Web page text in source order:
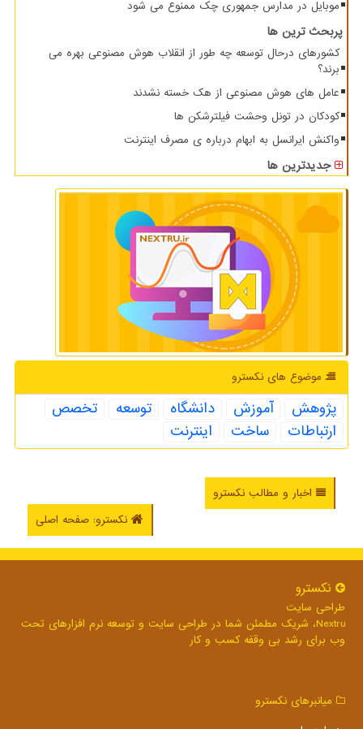
موبایل در مدارس جمهوری چک ممنوع می شود
پربحث ترین ها
کشورهای درحال توسعه چه طور از انقلاب هوش مصنوعی بهره می
برند؟
عامل های هوش مصنوعی از هک خسته نشدند
کودکان در تونل وحشت فیلترشکن ها
واکنش ایرانسل به ابهام درباره ی مصرف اینترنت
جدیدترین ها
موضوع های نكسترو
پژوهش آموزش دانشگاه توسعه
تخصص
ارتباطات
ساخت اینترنت
اخبار و مطالب نکسترو
نکسترو: صفحه اصلی
نكسترو
طراحی سایت
Nextru، شریک مطمئن شما در طراحی سایت و توسعه نرم افزارهای تحت
وب برای رشد بی وقفه کسب و کار
میانبرهای نكسترو